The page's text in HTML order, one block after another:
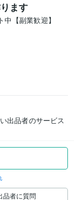
ます
【副業歓迎】
出品者のサービス
品者に質問